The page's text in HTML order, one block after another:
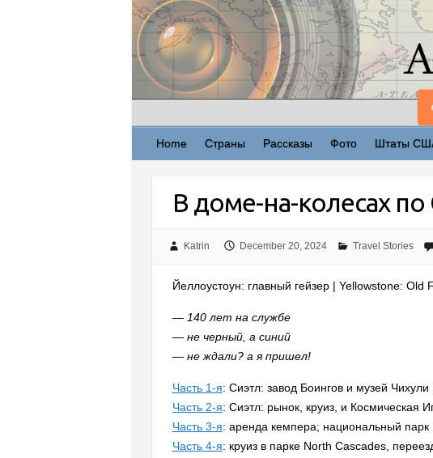
Home Страны Рассказы Фото Штаты
В доме-на-колесах
Katrin December 20, 2024 Travel Stories
Йеллоустоун: главный гейзер | Yellowstone: Old
— 140 лет на службе
— не черный, а синий
— не ждали? а я пришел!
Часть 1-я: Сиэтл: завод Боингов и музей Чихули
Часть 2-я: Сиэтл: рынок, круиз, и Космическая
Часть 3-я: аренда кемпера; национальный
Часть 4-я: круиз в парке North Cascades,